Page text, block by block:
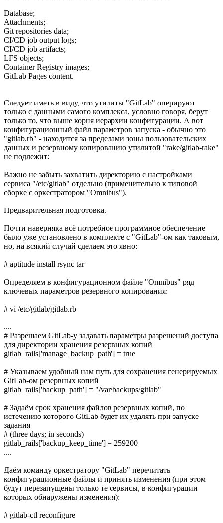
Database;
Attachments;
Git repositories data;
CI/CD job output logs;
CI/CD job artifacts;
LFS objects;
Container Registry images;
GitLab Pages content.
Следует иметь в виду, что утилиты "GitLab" оперируют
только с данными самого комплекса, условно говоря, берут
только то, что выше корня иерархии конфигурации. А вот
конфигурационный файл параметров запуска - обычно это
"gitlab.rb" - находится за пределами зоны пользовательских
данных и резервному копированию утилитой "rake/gitlab-rake"
не подлежит:
Важно не забыть захватить директорию с настройками
сервиса "/etc/gitlab" отдельно (применительно к типовой
сборке с оркестратором "Omnibus").
Предварительная подготовка.
Почти наверняка всё потребное программное обеспечение
было уже установлено в комплекте с "GitLab"-ом как таковым,
но, на всякий случай сделаем это явно:
# aptitude install rsync tar
Определяем в конфигурационном файле "Omnibus" ряд
ключевых параметров резервного копирования:
# vi /etc/gitlab/gitlab.rb
....
# Разрешаем GitLab-у задавать параметры разрешений доступа
для директории хранения резервных копий
gitlab_rails['manage_backup_path'] = true
# Указываем удобный нам путь для сохранения генерируемых
GitLab-ом резервных копий
gitlab_rails['backup_path'] = "/var/backups/gitlab"
# Задаём срок хранения файлов резервных копий, по
истечению которого GitLab будет их удалять при запуске
задания
# (three days; in seconds)
gitlab_rails['backup_keep_time'] = 259200
....
Даём команду оркестратору "GitLab" перечитать
конфигурационные файлы и принять изменения (при этом
будут перезапущены только те сервисы, в конфигурации
которых обнаружены изменения):
# gitlab-ctl reconfigure